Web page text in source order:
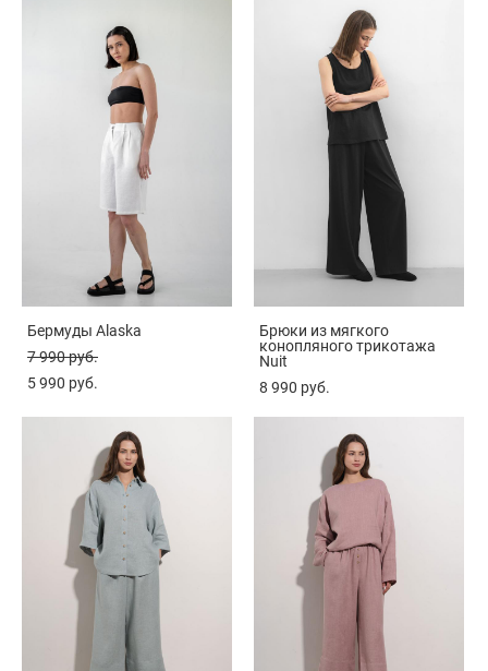
Бермуды Alaska
7 990 pуб.
5 990 pуб.
Брюки из мягкого
конопляного трикотажа
Nuit
8 990 pуб.